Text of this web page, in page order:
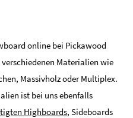
online bei Pickawood
Materialien wie
Massivholz oder Multiplex.
ist bei uns ebenfalls
Highboards, Sideboards